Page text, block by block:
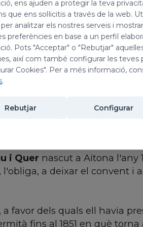
celebrem la festivitat de:
apòstol dels Països
del Mar del Nord, que
l'abadia d'Echternach,
i Quer nascut a Aitona l'any
l'obliga, a deixar el convent i
favor dels quals ell havia
fins al 1851 en què
ens ajuden a protegir la teva
que ens sol·licitis a través de la web.
analitzar els nostres serveis i
preferències en base a un perfil
Pots "Acceptar" o "Rebutjar"
així com també configurar les
Cookies". Per a més informació,
.
Rebutjar Configurar